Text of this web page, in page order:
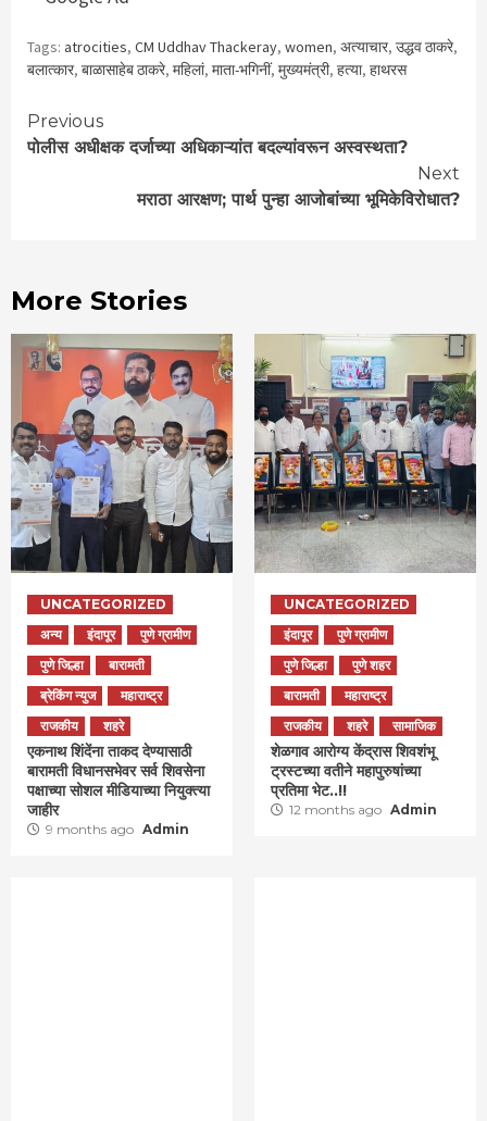
Tags: atrocities, CM Uddhav Thackeray, women, अत्याचार, उद्धव ठाकरे,
बलात्कार, बाळासाहेब ठाकरे, महिलां, माता-भगिनीं, मुख्यमंत्री, हत्या, हाथरस
Continue
Previous
पोलीस अधीक्षक दर्जाच्या अधिकाऱ्यांत बदल्यांवरून अस्वस्थता?
Next
मराठा आरक्षण; पार्थ पुन्हा आजोबांच्या भूमिकेविरोधात?
More Stories
UNCATEGORIZED
अन्य
इंदापूर
पुणे ग्रामीण
पुणे जिल्हा
बारामती
ब्रेकिंग न्युज
महाराष्ट्र
राजकीय
शहरे
एकनाथ शिंदेंना ताकद देण्यासाठी
बारामती विधानसभेवर सर्व शिवसेना
पक्षाच्या सोशल मीडियाच्या नियुक्त्या
जाहीर
9 months ago Admin
UNCATEGORIZED
इंदापूर
पुणे ग्रामीण
पुणे जिल्हा
पुणे शहर
बारामती
महाराष्ट्र
राजकीय
शहरे सामाजिक
शेळगाव आरोग्य केंद्रास शिवशंभू
ट्रस्टच्या वतीने महापुरुषांच्या
प्रतिमा भेट..!!
12 months ago Admin